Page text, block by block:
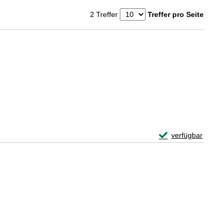
2 Treffer Treffer pro Seite
verfügbar
Exemplar-